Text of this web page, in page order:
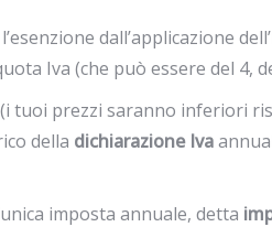
dall’applicazione
Iva (che può essere del 4,
tuoi prezzi saranno inferiori
della dichiarazione Iva
imposta annuale, detta